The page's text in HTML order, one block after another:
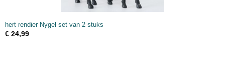
hert rendier Nygel set van 2 stuks
€ 24,99